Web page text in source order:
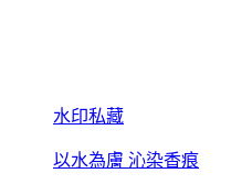
水印私藏
以水為膚 沁染香痕